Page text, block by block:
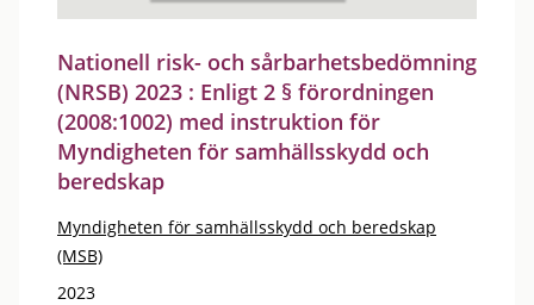
Nationell risk- och sårbarhetsbedömning
(NRSB) 2023 : Enligt 2 § förordningen
(2008:1002) med instruktion för
Myndigheten för samhällsskydd och
beredskap
Myndigheten för samhällsskydd och beredskap
(MSB)
2023